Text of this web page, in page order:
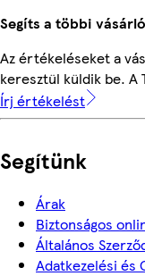
Segíts a többi
Az értékeléseket a
keresztül küldik be. A
Írj értékelést
Segítünk
Árak
Biztonságos
Általános
Adatkezelési és